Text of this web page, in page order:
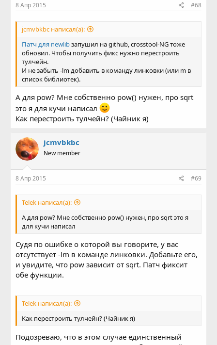
8 Апр 2015 #68
jcmvbkbc написал(а):
Патч для newlibзапушил на github, crosstool-NG тоже
обновил. Чтобы получить фикс нужно перестроить
тулчейн.
И не забыть -lm добавить в команду линковки (или m в
список библиотек).
А для pow? Мне собственно pow() нужен, про sqrt
это я для кучи написал
Как перестроить тулчейн? (Чайник я)
jcmvbkbc
New member
8 Апр 2015 #69
Telek написал(а):
А для pow? Мне собственно pow() нужен, про sqrt это я
для кучи написал
Судя по ошибке о которой вы говорите, у вас
отсутствует -lm в команде линковки. Добавьте его,
и увидите, что pow зависит от sqrt. Патч фиксит
обе функции.
Telek написал(а):
Как перестроить тулчейн? (Чайник я)
Подозреваю, что в этом случае единственный